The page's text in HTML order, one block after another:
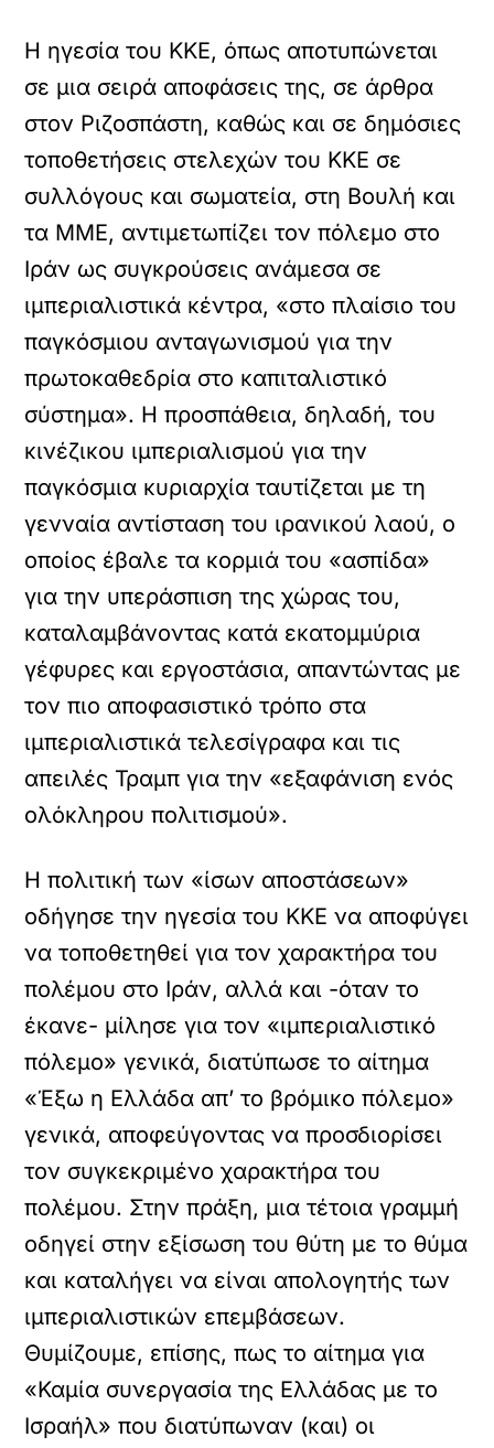
Η ηγεσία του ΚΚΕ, όπως αποτυπώνεται
σε μια σειρά αποφάσεις της, σε άρθρα
στον Ριζοσπάστη, καθώς και σε δημόσιες
τοποθετήσεις στελεχών του ΚΚΕ σε
συλλόγους και σωματεία, στη Βουλή και
τα ΜΜΕ, αντιμετωπίζει τον πόλεμο στο
Ιράν ως συγκρούσεις ανάμεσα σε
ιμπεριαλιστικά κέντρα, «στο πλαίσιο του
παγκόσμιου ανταγωνισμού για την
πρωτοκαθεδρία στο καπιταλιστικό
σύστημα». Η προσπάθεια, δηλαδή, του
κινέζικου ιμπεριαλισμού για την
παγκόσμια κυριαρχία ταυτίζεται με τη
γενναία αντίσταση του ιρανικού λαού, ο
οποίος έβαλε τα κορμιά του «ασπίδα»
για την υπεράσπιση της χώρας του,
καταλαμβάνοντας κατά εκατομμύρια
γέφυρες και εργοστάσια, απαντώντας με
τον πιο αποφασιστικό τρόπο στα
ιμπεριαλιστικά τελεσίγραφα και τις
απειλές Τραμπ για την «εξαφάνιση ενός
ολόκληρου πολιτισμού».
Η πολιτική των «ίσων αποστάσεων»
οδήγησε την ηγεσία του ΚΚΕ να αποφύγει
να τοποθετηθεί για τον χαρακτήρα του
πολέμου στο Ιράν, αλλά και -όταν το
έκανε- μίλησε για τον «ιμπεριαλιστικό
πόλεμο» γενικά, διατύπωσε το αίτημα
«Έξω η Ελλάδα απ’ το βρόμικο πόλεμο»
γενικά, αποφεύγοντας να προσδιορίσει
τον συγκεκριμένο χαρακτήρα του
πολέμου. Στην πράξη, μια τέτοια γραμμή
οδηγεί στην εξίσωση του θύτη με το θύμα
και καταλήγει να είναι απολογητής των
ιμπεριαλιστικών επεμβάσεων.
Θυμίζουμε, επίσης, πως το αίτημα για
«Καμία συνεργασία της Ελλάδας με το
Ισραήλ» που διατύπωναν (και) οι